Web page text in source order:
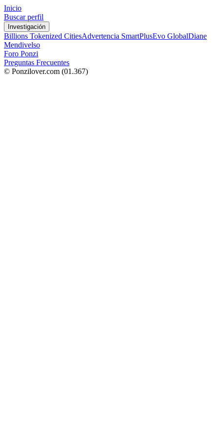
Inicio
Buscar perfil
Investigación
Billions Tokenized CitiesAdvertencia SmartPlusEvo GlobalDiane
Mendivelso
Foro Ponzi
Preguntas Frecuentes
© Ponzilover.com (01.367)